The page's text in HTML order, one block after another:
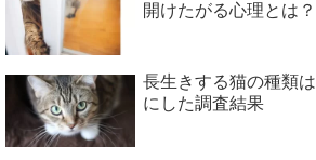
開けたがる心理とは？
長生きする猫の種類
にした調査結果